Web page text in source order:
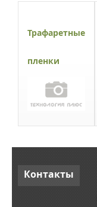
Трафаретные
пленки
Контакты